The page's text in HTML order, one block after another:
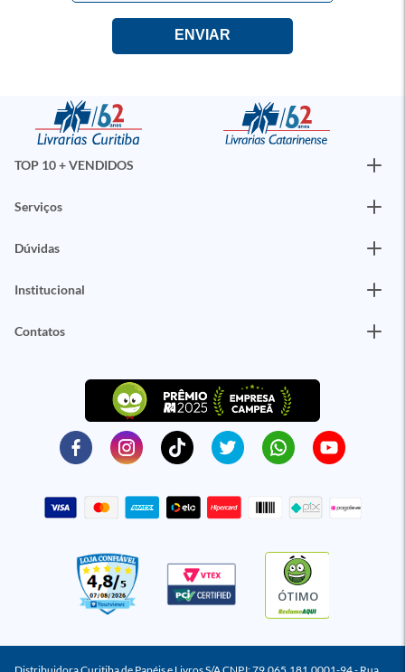
TOP 10 + VENDIDOS
Serviços
Dúvidas
Institucional
Contatos
ÓTIMO